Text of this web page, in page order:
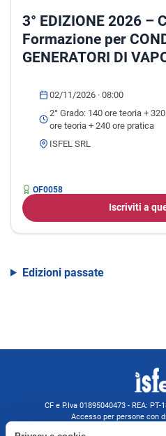
3° EDIZIONE 2026 –
Formazione per
GENERATORI DI
02/11/2026 · 08:00
2° Grado: 140 ore teoria +
ore teoria + 240 ore pratica
ISFEL SRL
OF0058
Iscriviti a
Edizioni passate
CF e P.Iva 01895040473 - REA:
Accesso per persone con